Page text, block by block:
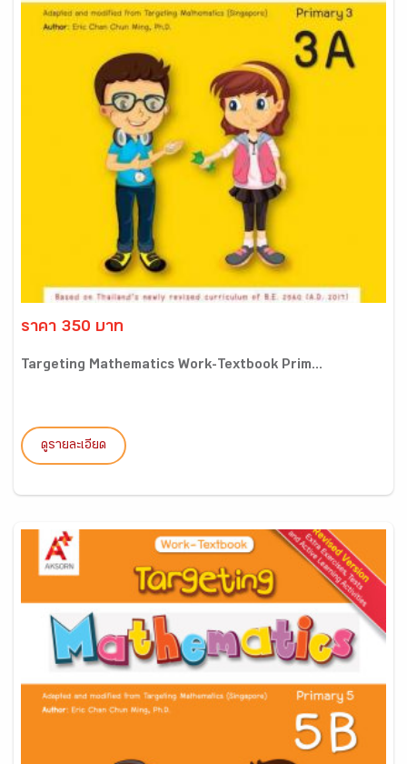
ราคา 350 บาท
Targeting Mathematics Work-Textbook Prim...
ดูรายละเอียด